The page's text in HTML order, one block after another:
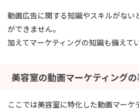
動画広告に関する知識やスキルがない
ができません。
加えてマーケティングの知識も備えて
美容室の動画マーケティング
ここでは美容室に特化した動画マーケ